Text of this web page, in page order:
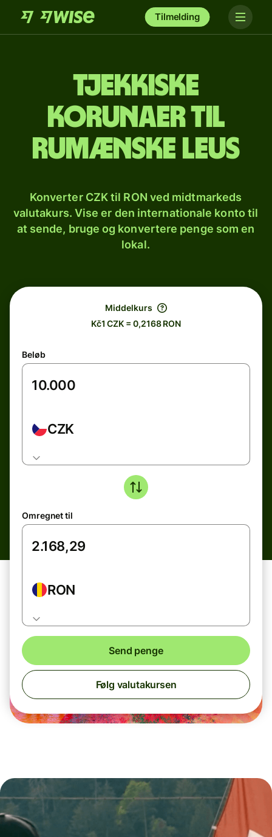
Tilmelding
Tjekkiske
korunaer til
rumænske leus
Konverter CZK til RON ved midtmarkeds
valutakurs. Vise er den internationale konto til
at sende, bruge og konvertere penge som en
lokal.
Middelkurs
Kč1 CZK = 0,2168 RON
Beløb
CZK
Omregnet til
RON
Send penge
Følg valutakursen